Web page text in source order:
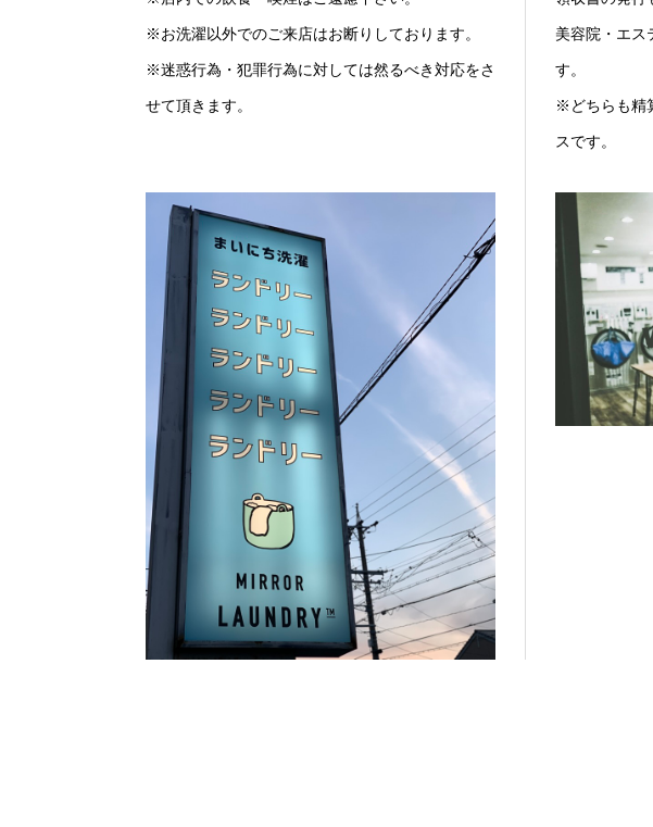
※お洗濯以外でのご来店はお断りしております。
※迷惑行為・犯罪行為に対しては然るべき対応をさ
せて頂きます。
美容院・エス
す。
※どちらも精
スです。